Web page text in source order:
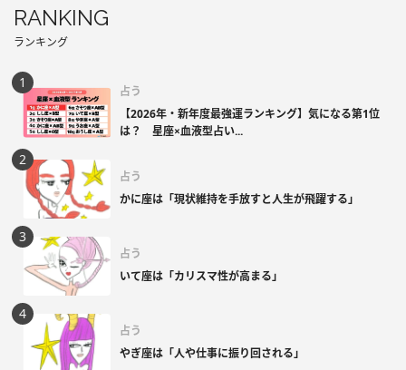
RANKING
ランキング
占う
【2026年・新年度最強運ランキング】気になる第1位
は？ 星座×血液型占い...
占う
かに座は「現状維持を手放すと人生が飛躍する」
占う
いて座は「カリスマ性が高まる」
占う
やぎ座は「人や仕事に振り回される」